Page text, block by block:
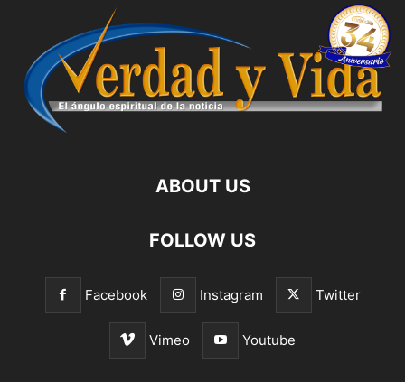
ABOUT US
FOLLOW US
Facebook Instagram Twitter
Vimeo Youtube